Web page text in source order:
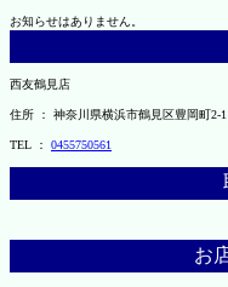
お知らせはありません。
西友鶴見店
住所 ： 神奈川県横浜市鶴見区豊岡町2-
TEL ： 0455750561
お